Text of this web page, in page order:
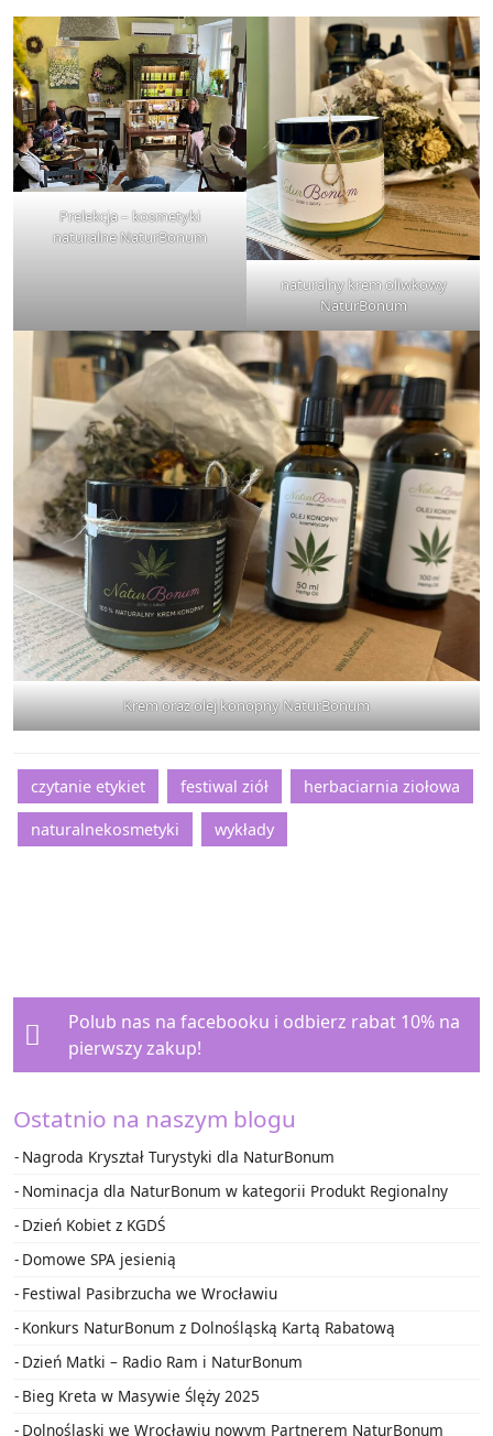
Prelekcja – kosmetyki
naturalne NaturBonum
naturalny krem oliwkowy
NaturBonum
Krem oraz olej konopny NaturBonum
czytanie etykiet festiwal ziół herbaciarnia ziołowa
naturalnekosmetyki wykłady
Polub nas na facebooku i odbierz rabat 10% na
pierwszy zakup!
Ostatnio na naszym blogu
Nagroda Kryształ Turystyki dla NaturBonum
Nominacja dla NaturBonum w kategorii Produkt Regionalny
Dzień Kobiet z KGDŚ
Domowe SPA jesienią
Festiwal Pasibrzucha we Wrocławiu
Konkurs NaturBonum z Dolnośląską Kartą Rabatową
Dzień Matki – Radio Ram i NaturBonum
Bieg Kreta w Masywie Ślęży 2025
Dolnośląski we Wrocławiu nowym Partnerem NaturBonum